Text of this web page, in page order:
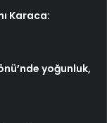
Karaca:
yoğunluk,